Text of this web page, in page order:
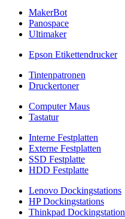
MakerBot
Panospace
Ultimaker
Epson Etikettendrucker
Tintenpatronen
Druckertoner
Computer Maus
Tastatur
Interne Festplatten
Externe Festplatten
SSD Festplatte
HDD Festplatte
Lenovo Dockingstations
HP Dockingstations
Thinkpad Dockingstation